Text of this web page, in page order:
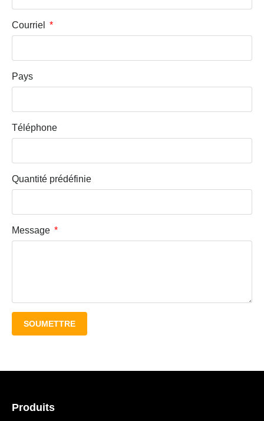
Courriel
Pays
Téléphone
Quantité prédéfinie
Message
SOUMETTRE
Produits